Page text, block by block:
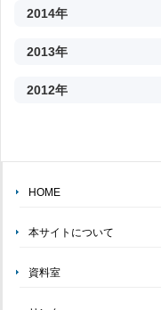
2014年
2013年
2012年
HOME
本サイトについて
資料室